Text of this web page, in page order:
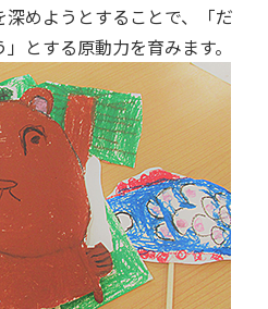
めようとすることで、「だ
とする原動力を育みます。